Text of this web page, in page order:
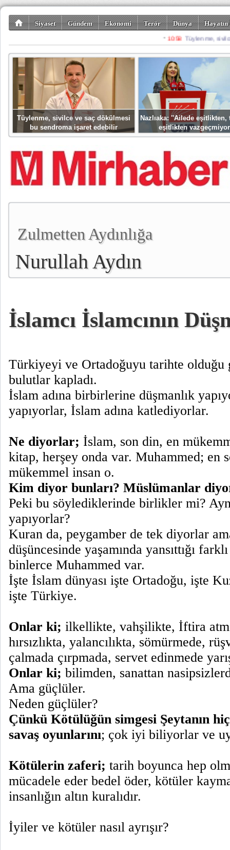
Siyaset Gündem Ekonomi Terör Dünya
Spor Misafir
Tüylenme, sivilce ve saç dökülmesi
bu sendroma işaret edebilir
Nazlıaka: ''Ailede eşitlikten,
eşitlikten
Zulmetten Aydınlığa
Nurullah Aydın
İslamcı İslamcının
Türkiyeyi ve Ortadoğuyu tarihte
bulutlar kapladı.
İslam adına birbirlerine düşmanlık
yapıyorlar, İslam adına katlediyorlar.
Ne diyorlar; İslam, son din, en
kitap, herşey onda var. Muhammed; en
mükemmel insan o.
Kim diyor bunları? Müslümanlar
Peki bu söylediklerinde birlikler mi?
yapıyorlar?
Kuran da, peygamber de tek diyorlar
düşüncesinde yaşamında yansıttığı
binlerce Muhammed var.
İşte İslam dünyası işte Ortadoğu, işte
işte Türkiye.
Onlar ki; ilkellikte, vahşilikte, İftira
hırsızlıkta, yalancılıkta, sömürmede,
çalmada çırpmada, servet edinmede
Onlar ki; bilimden, sanattan
Ama güçlüler.
Neden güçlüler?
Çünkü Kötülüğün simgesi Şeytanın
savaş oyunlarını; çok iyi biliyorlar ve
Kötülerin zaferi; tarih boyunca hep
mücadele eder bedel öder, kötüler
insanlığın altın kuralıdır.
İyiler ve kötüler nasıl ayrışır?